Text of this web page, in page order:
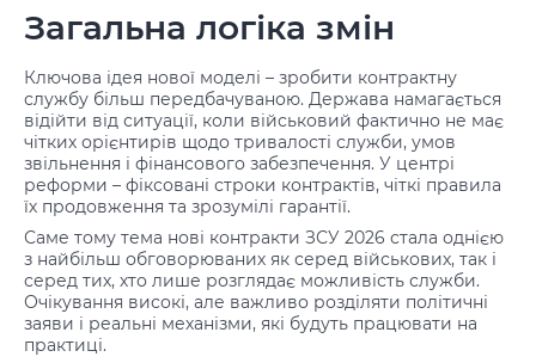
Загальна логіка змін
Ключова ідея нової моделі – зробити контрактну
службу більш передбачуваною. Держава намагається
відійти від ситуації, коли військовий фактично не має
чітких орієнтирів щодо тривалості служби, умов
звільнення і фінансового забезпечення. У центрі
реформи – фіксовані строки контрактів, чіткі правила
їх продовження та зрозумілі гарантії.
Саме тому тема нові контракти ЗСУ 2026 стала однією
з найбільш обговорюваних як серед військових, так і
серед тих, хто лише розглядає можливість служби.
Очікування високі, але важливо розділяти політичні
заяви і реальні механізми, які будуть працювати на
практиці.